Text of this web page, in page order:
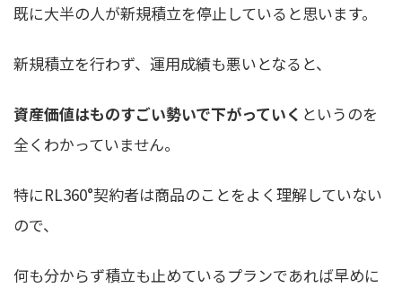
既に大半の人が新規積立を停止していると思います。
新規積立を行わず、運用成績も悪いとなると、
資産価値はものすごい勢いで下がっていく というのを
全くわかっていません。
特にRL360°契約者は商品のことをよく理解していない
ので、
何も分からず積立も止めているプランであれば早めに